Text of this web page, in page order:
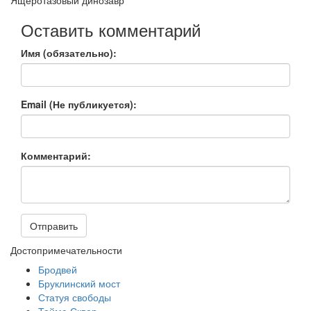
Оставить комментарий
Имя (обязательно):
Email (Не публикуется):
Комментарий:
Отправить
Достопримечательности
Бродвей
Бруклинский мост
Статуя свободы